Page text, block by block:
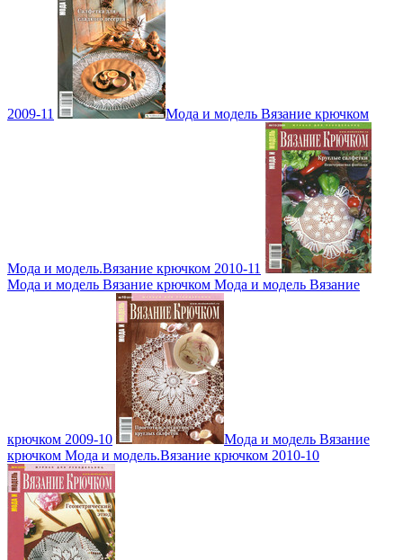
2009-11 Мода и модель Вязание крючком
Мода и модель.Вязание крючком 2010-11
Мода и модель Вязание крючком Мода и модель Вязание
крючком 2009-10
Мода и модель Вязание
крючком Мода и модель.Вязание крючком 2010-10